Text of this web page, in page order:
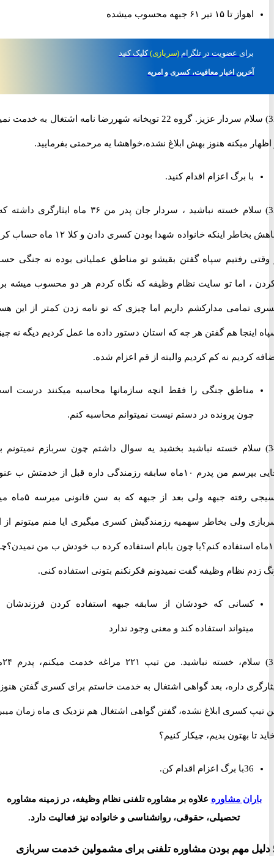
اهواز تا ۱۵ تیر ۶۱ جبهه محسوب میشده
عضویت در تلگرام(سربازی) کلیک کنید
آخرین اخبار معافیت، کسری و امریه
32) سلام سردار عزیز. گروه 22 توپخانه شهررضا نامه اشتغال به خدمت نمیده
میکنه هنوز بهش ابلاغ نشده،خواهشا یه مرحمتی بفرمایید.
با برگ اعزام اقدام کنید.
33) سلام خسته نباشید ، سردار جان پدر من ۳۶ ماه ایثارگری داشته که ۹
ماهش بخاطر اینکه خانواده شهدا بودن کسری دادن و کلا ۱۲ ماه حساب کردن
رفتیم سپاه گفتن بقیشو تو مناطق عملیاتی بوده نه جنگی حساب
، اما تو سایت نظام وظیفه که نگاه کردم هر دو محسوب میشه برای
مدارکشم داریم اما چیزی که تو نامه زدن کمتر از این هست
هم گفتن هر چه که استان دستور داده ما عمل کردیم دیگه نه چیزی
کردیم نه کم کردیم والبته از قم اعزام شده.
مناطق جنگی را فقط انچه سازمانها محاسبه میکنند درست است،
چون پرونده در دستم نیست نمیتوانم محاسبه کنم.
سلام خسته نباشید بخشید یه سوال داشتم چون سربازم نمیتونم برم
جایی بپرسم من پدرم ۱۰ماه سابقه رزمندگی داره قبل از خدمتش ب عنوان
بسیجی رفته جبهه ولی بعد از جبهه که به سن قانونی میرسه ۵ماه میره
ولی بخاطر سهمیه رزمندگیش کسری میگیری ایا منم میتونم از این
استفاده کنم؟یا چون بابام استفاده کرده ب خودش ب من نمیدن؟چون
نظام وظیفه گفت نمیدونم فکرنکنم بتونی استفاده کنی.
کسانی که خودشان از سابقه جبهه استفاده کردن فرزندشان هم
میتواند استفاده کند و معنی وجود ندارد
35) سلام، خسته نباشید. من تیپ ۲۲۱ مراغه خدمت میکنم، پدرم ۲۴ماه
داره، بعد گواهی اشتغال به خدمت خاستم برای کسری گفتن هنوز به
کسری ابلاغ نشده، گفتن گواهی اشتغال هم نزدیک ی ماه زمان میبره،
بهتون بدیم، چیکار کنیم؟
36با برگ اعزام اقدام کن.
مشاورهعلاوه بر مشاوره تلفنی نظام وظیفه، در زمینه مشاوره
تحصیلی، حقوقی، روانشناسی و خانواده نیز فعالیت دارد.